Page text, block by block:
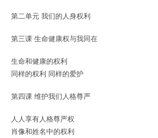
第二单元 我们的人身权利
第三课 生命健康权与我同在
生命和健康的权利
同样的权利 同样的爱护
第四课 维护我们人格尊严
人人享有人格尊严权
肖像和姓名中的权利